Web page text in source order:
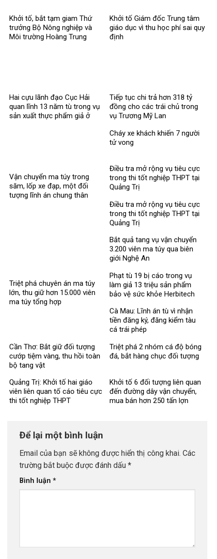
Khởi tố, bắt tạm giam Thứ
trưởng Bộ Nông nghiệp và
Môi trường Hoàng Trung
Khởi tố Giám đốc Trung tâm
giáo dục vì thu học phí sai quy
định
Hai cựu lãnh đạo Cục Hải
quan lĩnh 13 năm tù trong vụ
sản xuất thực phẩm giả ở
Tiếp tục chi trả hơn 318 tỷ
đồng cho các trái chủ trong
vụ Trương Mỹ Lan
Vận chuyển ma túy trong
săm, lốp xe đạp, một đối
tượng lĩnh án chung thân
Cháy xe khách khiến 7 người
tử vong​
Điều tra mở rộng vụ tiêu cực
trong thi tốt nghiệp THPT tại
Quảng Trị
Điều tra mở rộng vụ tiêu cực
trong thi tốt nghiệp THPT tại
Quảng Trị
Triệt phá chuyên án ma túy
lớn, thu giữ hơn 15.000 viên
ma túy tổng hợp
Bắt quả tang vụ vận chuyển
3.200 viên ma túy qua biên
giới Nghệ An
Phạt tù 19 bị cáo trong vụ
làm giả 13 triệu sản phẩm
bảo vệ sức khỏe Herbitech
Cà Mau: Lĩnh án tù vì nhận
tiền đăng ký, đăng kiểm tàu
cá trái phép
Cần Thơ: Bắt giữ đối tượng
cướp tiệm vàng, thu hồi toàn
bộ tang vật
Triệt phá 2 nhóm cá độ bóng
đá, bắt hàng chục đối tượng
Quảng Trị: Khởi tố hai giáo
viên liên quan tố cáo tiêu cực
thi tốt nghiệp THPT
Khởi tố 6 đối tượng liên quan
đến đường dây vận chuyển,
mua bán hơn 250 tấn lợn
Để lại một bình luận
Email của bạn sẽ không được hiển thị công khai. Các
trường bắt buộc được đánh dấu *
Bình luận *